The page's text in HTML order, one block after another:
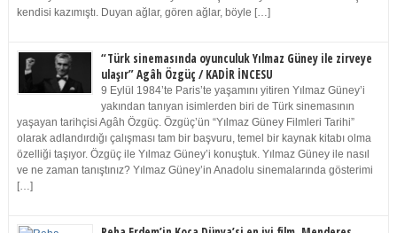
kendisi kazımıştı. Duyan ağlar, gören ağlar, böyle […]
“Türk sinemasında oyunculuk Yılmaz Güney ile zirveye
ulaşır” Agâh Özgüç / KADİR İNCESU
9 Eylül 1984’te Paris’te yaşamını yitiren Yılmaz Güney’i
yakından tanıyan isimlerden biri de Türk sinemasının
yaşayan tarihçisi Agâh Özgüç. Özgüç’ün “Yılmaz Güney Filmleri Tarihi”
olarak adlandırdığı çalışması tam bir başvuru, temel bir kaynak kitabı olma
özelliği taşıyor. Özgüç ile Yılmaz Güney’i konuştuk. Yılmaz Güney ile nasıl
ve ne zaman tanıştınız? Yılmaz Güney’in Anadolu sinemalarında gösterimi
[…]